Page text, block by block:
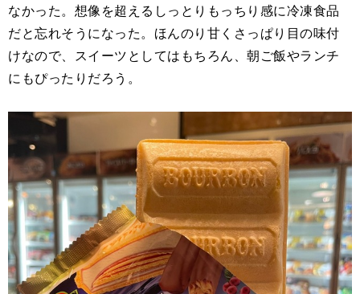
なかった。想像を超えるしっとりもっちり感に冷凍食品
だと忘れそうになった。ほんのり甘くさっぱり目の味付
けなので、スイーツとしてはもちろん、朝ご飯やランチ
にもぴったりだろう。